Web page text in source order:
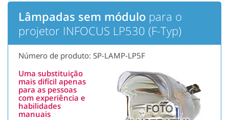
Lâmpadas sem módulo para o
projetor INFOCUS LP530 (F-Typ)
Número de produto: SP-LAMP-LP5F
Uma substituição
mais difícil apenas
para as pessoas
com experiência e
habilidades
manuais